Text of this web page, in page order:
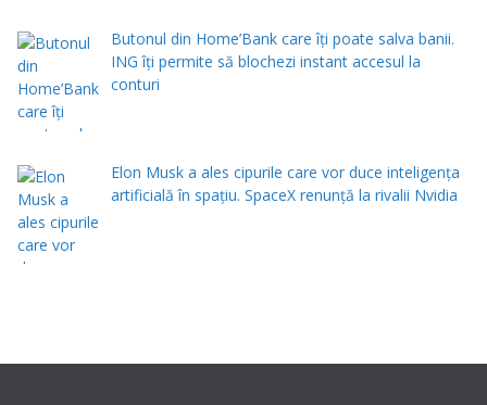
Butonul din Home’Bank care îți poate salva banii.
ING îți permite să blochezi instant accesul la
conturi
Elon Musk a ales cipurile care vor duce inteligența
artificială în spațiu. SpaceX renunță la rivalii Nvidia